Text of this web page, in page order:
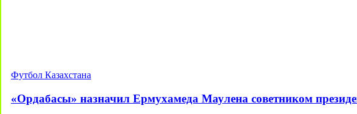
Футбол Казахстана
«Ордабасы» назначил Ермухамеда Маулена советником